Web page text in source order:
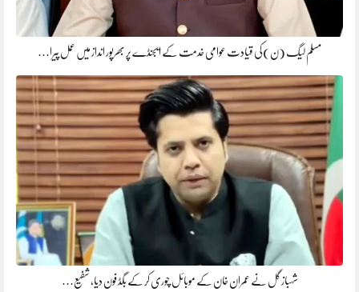
مسلم لیگ (ن)کی قیادت عوامی خدمت کے ایجنڈے پر بھرپور انداز میں عمل پیرا…
شہباز گل نے عمران خان کے موبائل چوری کر کے بگڈ فون دیا، شفیع…